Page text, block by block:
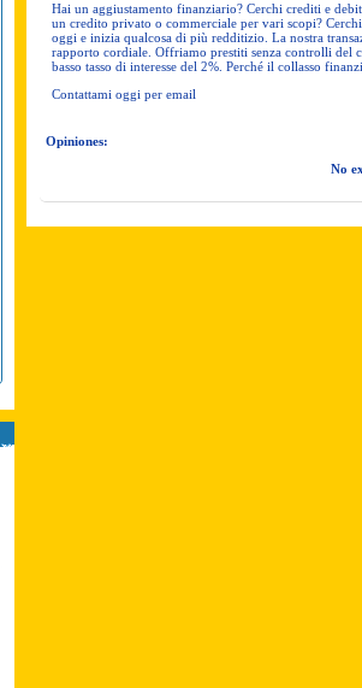
Hai un aggiustamento finanziario? Cerchi crediti e
un credito privato o commerciale per vari scopi?
oggi e inizia qualcosa di più redditizio. La nostra
rapporto cordiale. Offriamo prestiti senza controlli del
basso tasso di interesse del 2%. Perché il collasso
Contattami oggi per email
Opiniones:
No